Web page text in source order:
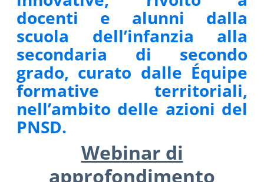
docenti e alunni dalla
scuola dell’infanzia alla
secondaria di secondo
grado, curato dalle Équipe
formative territoriali,
nell’ambito delle azioni del
PNSD.
Webinar di
approfondimento